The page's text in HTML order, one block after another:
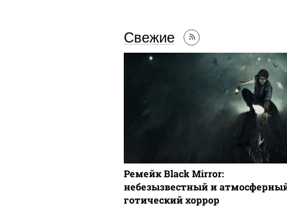
Свежие
Ремейк Black Mirror:
небезызвестный и
готический хоррор